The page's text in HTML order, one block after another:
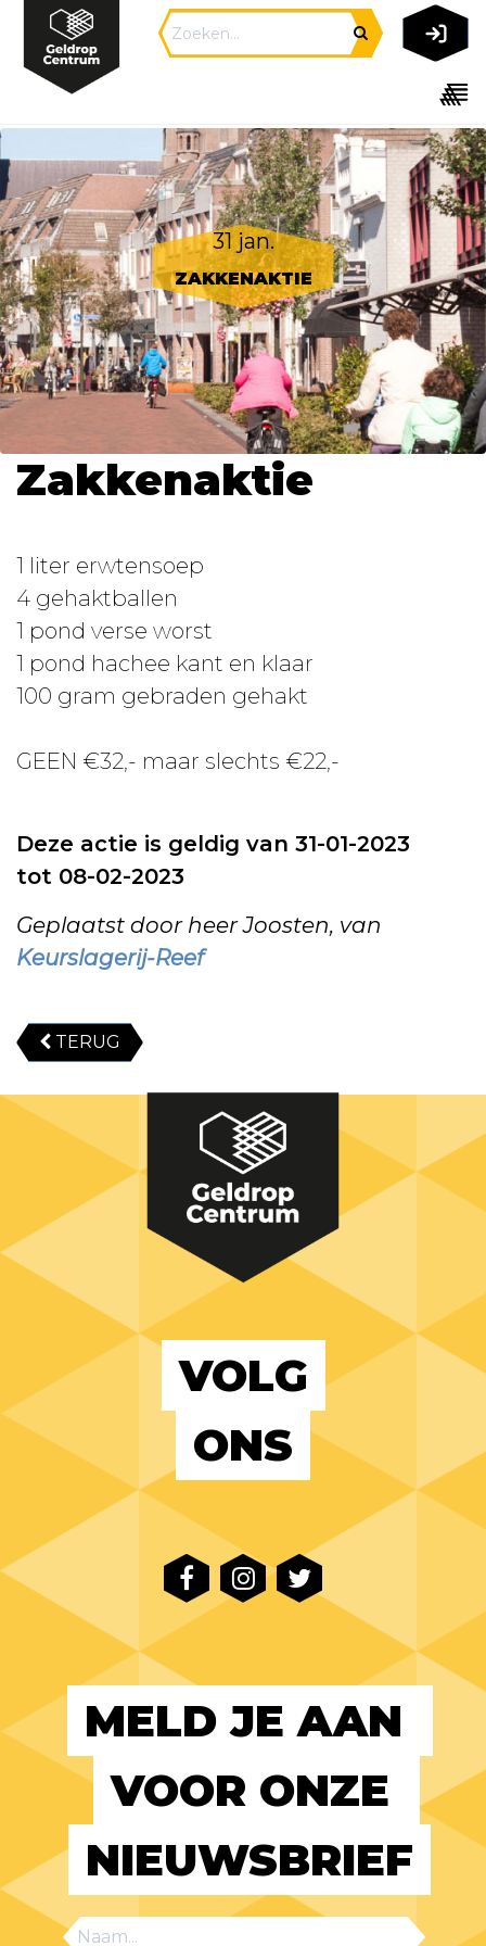
31 jan.
ZAKKENAKTIE
Zakkenaktie
1 liter erwtensoep
4 gehaktballen
1 pond verse worst
1 pond hachee kant en klaar
100 gram gebraden gehakt
GEEN €32,- maar slechts €22,-
Deze actie is geldig van 31-01-2023
tot 08-02-2023
Geplaatst door heer Joosten, van
Keurslagerij-Reef
TERUG
VOLG
ONS
MELD JE AAN
VOOR ONZE
NIEUWSBRIEF